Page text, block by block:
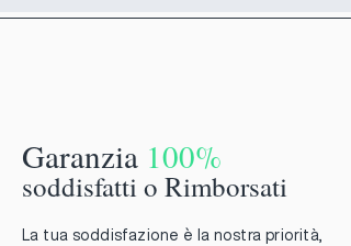
Garanzia 100%
soddisfatti o Rimborsati
La tua soddisfazione è la nostra priorità,